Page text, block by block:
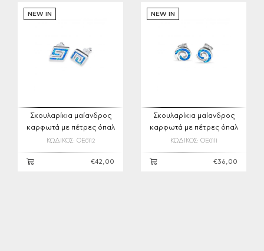
NEW IN
Σκουλαρίκια μαίανδρος
καρφωτά με πέτρες όπαλ
ΚΩΔΙΚΟΣ: OE0112
€42,00
NEW IN
Σκουλαρίκια μαίανδρος
καρφωτά με πέτρες όπαλ
ΚΩΔΙΚΟΣ: OE0111
€36,00